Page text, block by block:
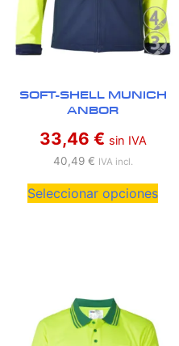
SOFT-SHELL MUNICH
ANBOR
33,46 € sin IVA
40,49 € IVA incl.
Seleccionar opciones